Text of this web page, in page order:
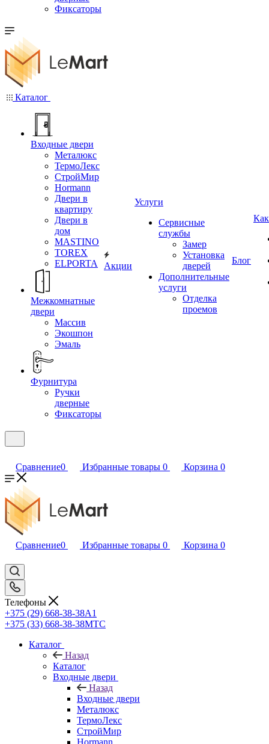
Фиксаторы
Каталог
Входные двери
Металюкс
ТермоЛекс
СтройМир
Hormann
Двери в
квартиру
Двери в
дом
MASTINO
TOREX
ELPORTA
Межкомнатные
двери
Массив
Экошпон
Эмаль
Фурнитура
Ручки
дверные
Фиксаторы
Акции
Услуги
Сервисные
службы
Замер
Установка
дверей
Дополнительные
услуги
Отделка
проемов
Блог
Сравнение0 Избранные товары 0 Корзина 0
Сравнение0 Избранные товары 0 Корзина 0
Телефоны
+375 (29) 668-38-38A1
+375 (33) 668-38-38МТС
Каталог
Назад
Каталог
Входные двери
Назад
Входные двери
Металюкс
ТермоЛекс
СтройМир
Hormann